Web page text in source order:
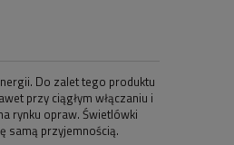
Do zalet tego produktu
przy ciągłym włączaniu i
rynku opraw. Świetlówki
samą przyjemnością.